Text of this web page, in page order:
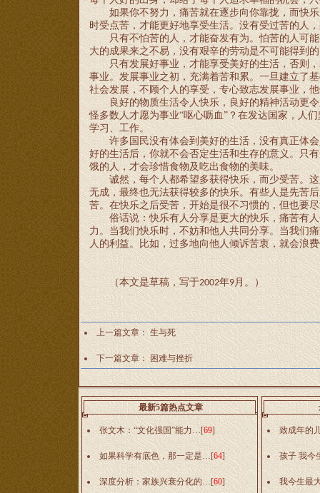
如果你不努力，痛苦就在逐步向你靠拢，而快
时受点苦，才能更好地享受生活。没有受过苦的人
只有不怕苦的人，才能奋发有为。怕苦的人可
大的成果来之不易，没有艰辛的劳动是不可能得到
只有发展好事业，才能享受美好的生活，否则
事业。发展事业之初，充满着苦和累。一旦建立了
社会发展，不顾个人的享受，专心致志发展事业，
良好的物质生活令人快乐，良好的精神活动更
怪多数人才愿为事业“呕心呖血”？在发达国家，人
学习、工作。
许多国民没有体会到美好的生活，没有真正体
好的生活后，你就不会否定生活和生存的意义。只
饿的人，才会珍惜食物及吃出食物的美味。
诚然，每个人都希望多获得快乐，而少受苦。
无成，最终也无法获得较多的快乐。有些人是先苦
苦。在快乐之后受苦，开始是很不习惯的，但也要
俗话说：快乐有人分享是更大的快乐，痛苦有
力。当我们快乐时，不妨和他人共同分享。当我们
人的利益。比如，过多地向他人倾诉苦衷，就会浪
（本文是草稿，写于2002年9月。）
上一篇文章：生与死
下一篇文章：困难与挫折
最新5篇热点文章
张文木：“文化强国”能力… [69]
如果科学有底色，那一定是… [64]
深度分析：家族兴衰分化的… [60]
致成年的
孩子 我今
我今生最